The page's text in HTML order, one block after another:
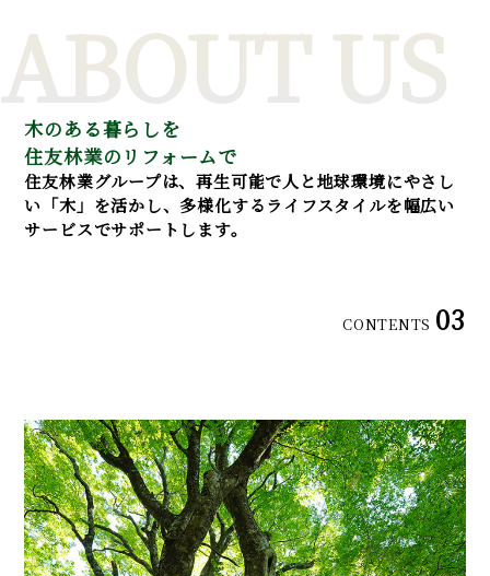
ABOUT US
木のある暮らしを
住友林業のリフォームで
住友林業グループは、再生可能で人と地球環境にやさし
い「木」を活かし、多様化するライフスタイルを幅広い
サービスでサポートします。
CONTENTS 03